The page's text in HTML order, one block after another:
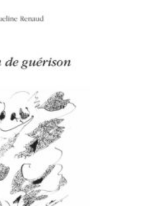
au
plus